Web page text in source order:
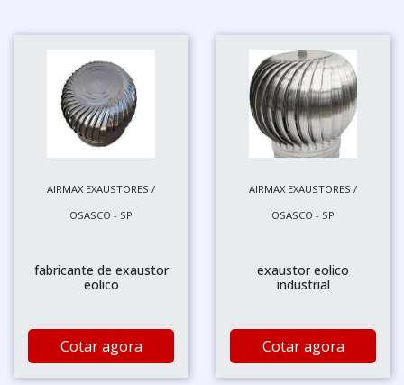
AIRMAX EXAUSTORES /
OSASCO - SP
fabricante de exaustor
eolico
Cotar agora
AIRMAX EXAUSTORES /
OSASCO - SP
exaustor eolico
industrial
Cotar agora